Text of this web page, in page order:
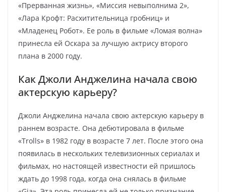
«Прерванная жизнь», «Миссия невыполнима 2»,
«Лара Крофт: Расхитительница гробниц» и
«Младенец Робот». Ее роль в фильме «Ломая волна»
принесла ей Оскара за лучшую актрису второго
плана в 2000 году.
Как Джоли Анджелина начала свою
актерскую карьеру?
Джоли Анджелина начала свою актерскую карьеру в
раннем возрасте. Она дебютировала в фильме
«Trolls» в 1982 году в возрасте 7 лет. После этого она
появилась в нескольких телевизионных сериалах и
фильмах, но настоящей известности ей пришлось
ждать до 1998 года, когда она снялась в фильме